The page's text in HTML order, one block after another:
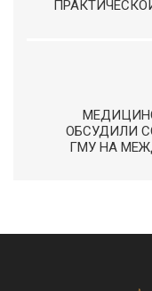
ОБСУДИЛИ
ГМУ НА